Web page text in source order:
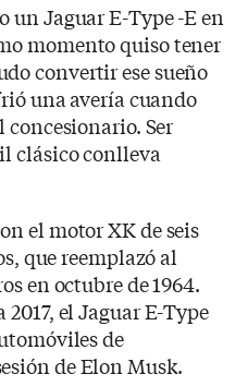
un Jaguar E-Type -E en
momento quiso tener
convertir ese sueño
una avería cuando
concesionario. Ser
clásico conlleva
el motor XK de seis
que reemplazó al
en octubre de 1964.
2017, el Jaguar E-Type
de
de Elon Musk.